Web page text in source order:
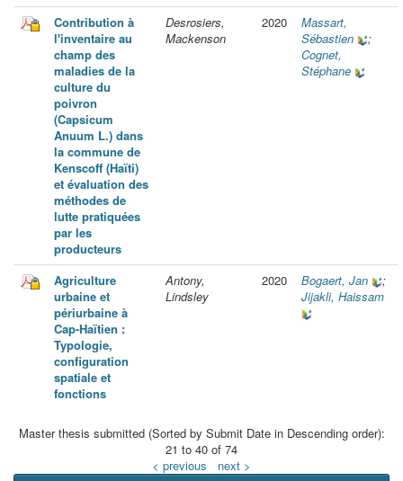
Contribution à
l'inventaire au
champ des
maladies de la
culture du
poivron
(Capsicum
Anuum L.) dans
la commune de
Kenscoff (Haïti)
et évaluation des
méthodes de
lutte pratiquées
par les
producteurs
Desrosiers,
Mackenson
2020
Massart,
Sébastien
;
Cognet,
Stéphane
Agriculture
urbaine et
périurbaine à
Cap-Haïtien :
Typologie,
configuration
spatiale et
fonctions
Antony,
Lindsley
2020 Bogaert, Jan
;
Jijakli, Haissam
Master thesis submitted (Sorted by Submit Date in Descending order):
21 to 40 of 74
< previous
next >